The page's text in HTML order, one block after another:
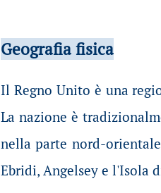
Geografia fisica
Il Regno Unito è una
La nazione è
nella parte nord-
Ebridi, Angelsey e l'Isola